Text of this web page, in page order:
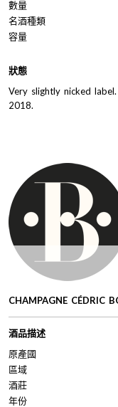
數量
名酒種類
容量
狀態
Very slightly nicked
2018.
CHAMPAGNE CÉDRIC
酒品描述
原產國
區域
酒莊
年份